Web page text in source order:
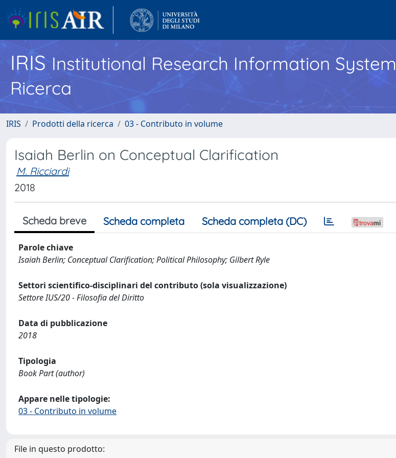
IRISInstitutional Research Information System
Ricerca
IRIS Prodotti della ricerca 03 - Contributo in volume
Isaiah Berlin on Conceptual Clarification
M. Ricciardi
2018
Scheda breve Scheda completa Scheda completa (DC)
Parole chiave
Isaiah Berlin; Conceptual Clarification; Political Philosophy; Gilbert Ryle
Settori scientifico-disciplinari del contributo (sola visualizzazione)
Settore IUS/20 - Filosofia del Diritto
Data di pubblicazione
2018
Tipologia
Book Part (author)
Appare nelle tipologie:
03 - Contributo in volume
File in questo prodotto: